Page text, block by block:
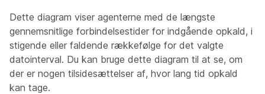
Dette diagram viser agenterne med de længste
gennemsnitlige forbindelsestider for indgående opkald, i
stigende eller faldende rækkefølge for det valgte
datointerval. Du kan bruge dette diagram til at se, om
der er nogen tilsidesættelser af, hvor lang tid opkald
kan tage.